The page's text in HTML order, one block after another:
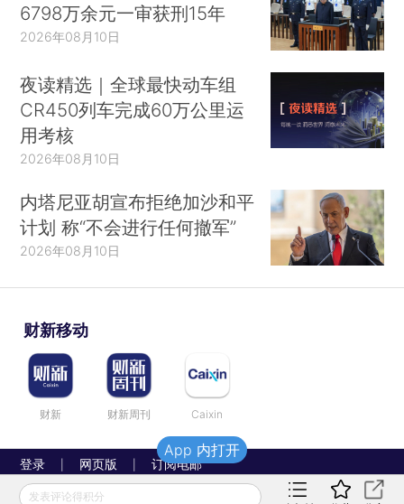
6798万余元一审获刑15年
2026年08月10日
夜读精选｜全球最快动车组
CR450列车完成60万公里运
用考核
2026年08月10日
内塔尼亚胡宣布拒绝加沙和平
计划 称“不会进行任何撤军”
2026年08月10日
财新移动
财新 财新周刊 Caixin
登录 网页版 订阅电邮
Copyright 财新网 All Rights Reserved
发表评论得积分
App 内打开